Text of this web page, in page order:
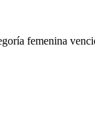
femenina